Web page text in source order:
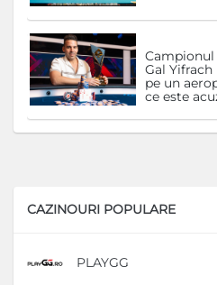
Campionul
Gal
pe un
ce este
CAZINOURI POPULARE
PLAYGG